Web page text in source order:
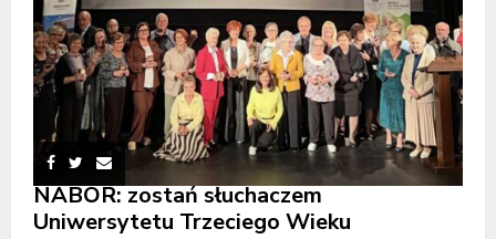
NABÓR: zostań słuchaczem
Uniwersytetu Trzeciego Wieku